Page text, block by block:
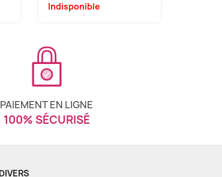
Indisponible
PAIEMENT EN LIGNE
100% SÉCURISÉ
DIVERS